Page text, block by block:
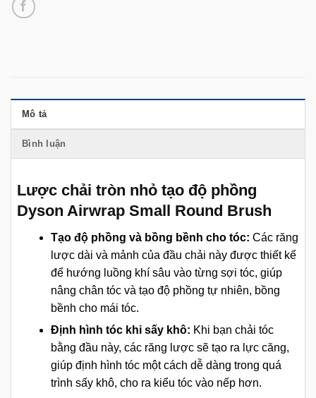
Mô tả
Bình luận
Lược chải tròn nhỏ tạo độ phồng
Dyson Airwrap Small Round Brush
Tạo độ phồng và bồng bềnh cho tóc: Các răng
lược dài và mảnh của đầu chải này được thiết kế
để hướng luồng khí sâu vào từng sợi tóc, giúp
nâng chân tóc và tạo độ phồng tự nhiên, bồng
bềnh cho mái tóc.
Định hình tóc khi sấy khô: Khi bạn chải tóc
bằng đầu này, các răng lược sẽ tạo ra lực căng,
giúp định hình tóc một cách dễ dàng trong quá
trình sấy khô, cho ra kiểu tóc vào nếp hơn.